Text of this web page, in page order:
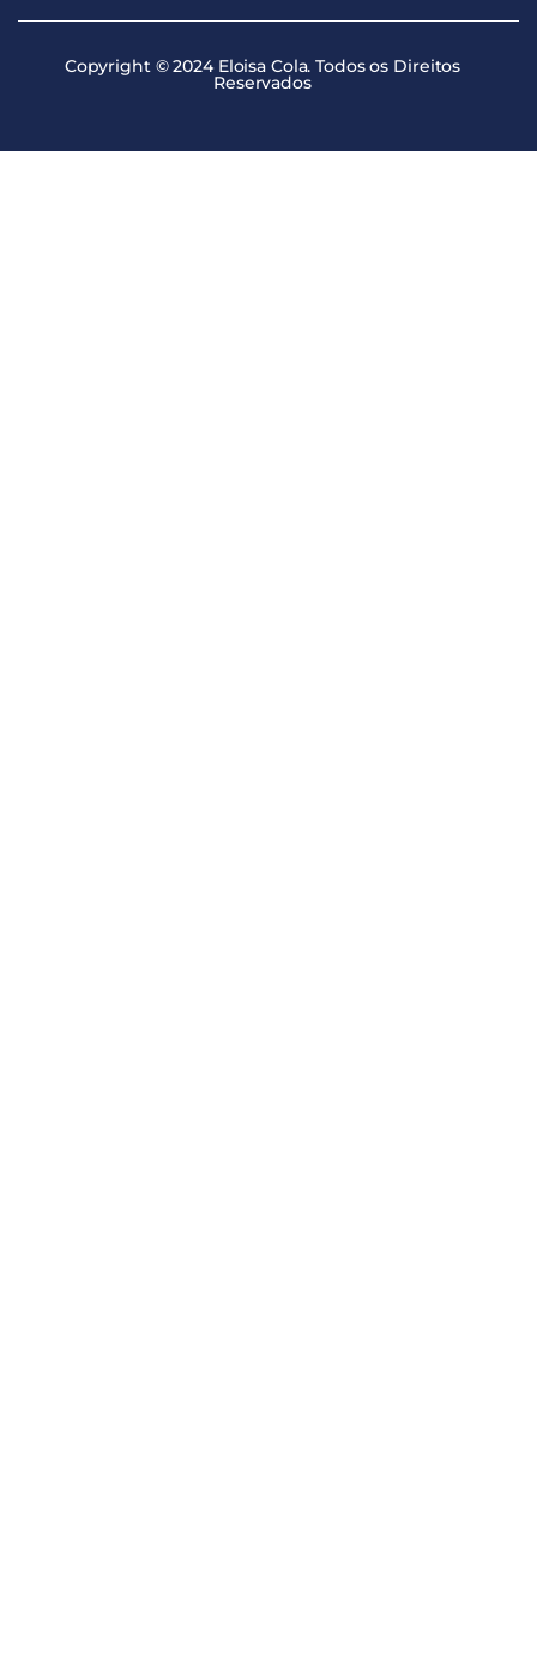
Copyright © 2024 Eloisa Cola. Todos os Direitos
Reservados